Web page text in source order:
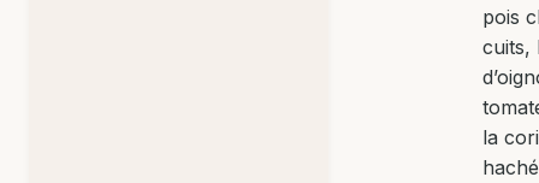
pois
cuits,
la